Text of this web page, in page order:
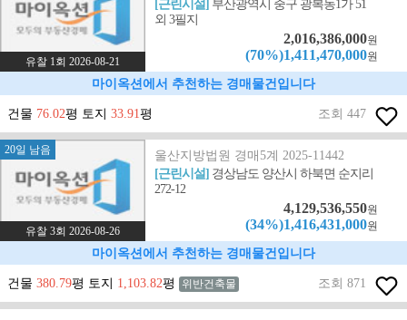
유찰 1회 2026-08-21
[근린시설] 부산광역시 중구 광복동1가 51
외 3필지
2,016,386,000원
(70%)1,411,470,000원
마이옥션에서 추천하는 경매물건입니다
건물 76.02평 토지 33.91평 조회 447
20일 남음
유찰 3회 2026-08-26
울산지방법원 경매5계 2025-11442
[근린시설] 경상남도 양산시 하북면 순지리
272-12
4,129,536,550원
(34%)1,416,431,000원
마이옥션에서 추천하는 경매물건입니다
건물 380.79평 토지 1,103.82평 위반건축물 조회 871